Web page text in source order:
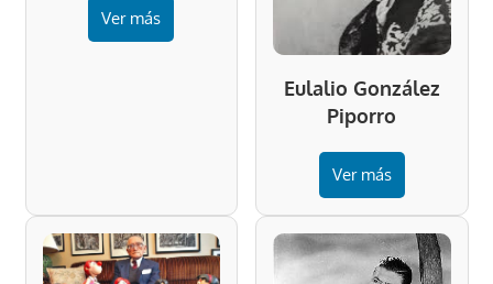
Ver más
Eulalio González
Piporro
Ver más